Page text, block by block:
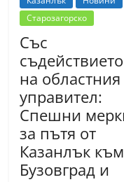
Старозагорско
Със
съдействието
на областния
управител:
Спешни
за пътя от
Казанлък към
Бузовград и